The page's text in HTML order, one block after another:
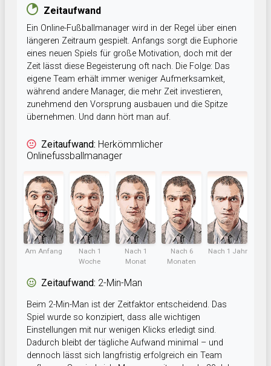
Zeitaufwand
Ein Online-Fußballmanager wird in der Regel über einen
längeren Zeitraum gespielt. Anfangs sorgt die Euphorie
eines neuen Spiels für große Motivation, doch mit der
Zeit lässt diese Begeisterung oft nach. Die Folge: Das
eigene Team erhält immer weniger Aufmerksamkeit,
während andere Manager, die mehr Zeit investieren,
zunehmend den Vorsprung ausbauen und die Spitze
übernehmen. Und dann hört man auf.
Zeitaufwand: Herkömmlicher
Onlinefussballmanager
Am Anfang
Nach 1
Woche
Nach 1
Monat
Nach 6
Monaten
Nach 1 Jahr
Zeitaufwand: 2-Min-Man
Beim 2-Min-Man ist der Zeitfaktor entscheidend. Das
Spiel wurde so konzipiert, dass alle wichtigen
Einstellungen mit nur wenigen Klicks erledigt sind.
Dadurch bleibt der tägliche Aufwand minimal – und
dennoch lässt sich langfristig erfolgreich ein Team